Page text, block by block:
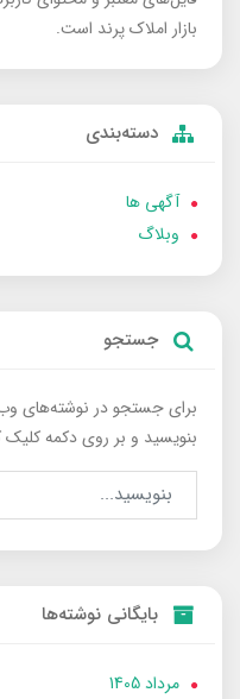
بازار املاک پرند است.
دسته‌بندی
آگهی ها
وبلاگ
جستجو
برای جستجو در نوشته‌های
بنویسید و بر روی دکمه کلیک
بایگانی نوشته‌ها
مرداد 1405